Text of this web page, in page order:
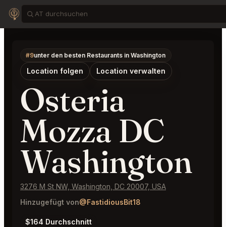
#9unter den besten Restaurants in Washington
Location folgen Location verwalten
Osteria
Mozza DC
Washington
3276 M St NW, Washington, DC 20007, USA
Hinzugefügt von@FastidiousBit18
$164 Durchschnitt